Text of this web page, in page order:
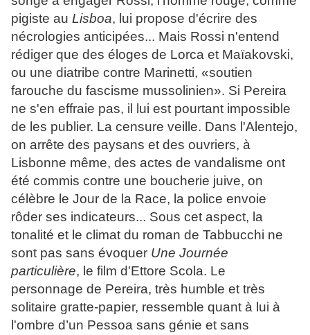
pigiste au Lisboa, lui propose d'écrire des
nécrologies anticipées... Mais Rossi n'entend
rédiger que des éloges de Lorca et Maïakovski,
ou une diatribe contre Marinetti, «soutien
farouche du fascisme mussolinien». Si Pereira
ne s'en effraie pas, il lui est pourtant impossible
de les publier. La censure veille. Dans l'Alentejo,
on arrête des paysans et des ouvriers, à
Lisbonne même, des actes de vandalisme ont
été commis contre une boucherie juive, on
célèbre le Jour de la Race, la police envoie
rôder ses indicateurs... Sous cet aspect, la
tonalité et le climat du roman de Tabbucchi ne
sont pas sans évoquer Une Journée
particulière, le film d'Ettore Scola. Le
personnage de Pereira, très humble et très
solitaire gratte-papier, ressemble quant à lui à
l'ombre d’un Pessoa sans génie et sans